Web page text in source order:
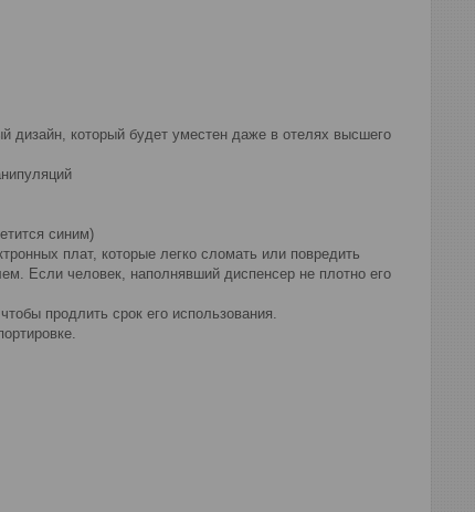
дизайн, который будет уместен даже в отелях высшего
синим)
плат, которые легко сломать или повредить
Если человек, наполнявший диспенсер не плотно его
продлить срок его использования.